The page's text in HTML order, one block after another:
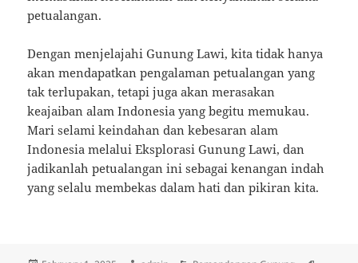
petualangan.
Dengan menjelajahi Gunung Lawi, kita tidak hanya
akan mendapatkan pengalaman petualangan yang
tak terlupakan, tetapi juga akan merasakan
keajaiban alam Indonesia yang begitu memukau.
Mari selami keindahan dan kebesaran alam
Indonesia melalui Eksplorasi Gunung Lawi, dan
jadikanlah petualangan ini sebagai kenangan indah
yang selalu membekas dalam hati dan pikiran kita.